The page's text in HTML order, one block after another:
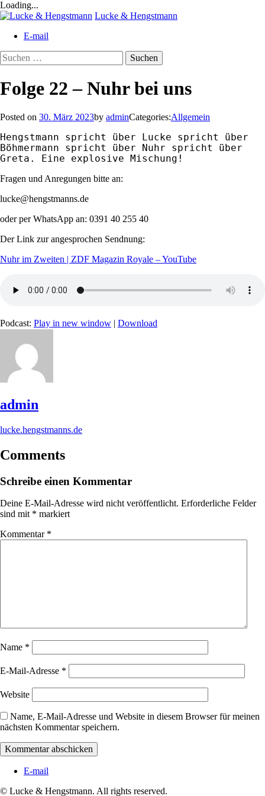
Loading...
Skip
content
Lucke & Hengstmann
E-mail
Suchen
nach:
Folge 22 – Nuhr bei uns
Posted on 30. März 2023by adminCategories:Allgemein
Hengstmann spricht über Lucke spricht über
Böhmermann spricht über Nuhr spricht über
Greta. Eine explosive Mischung!
Fragen und Anregungen bitte an:
lucke@hengstmanns.de
oder per WhatsApp an: 0391 40 255 40
Der Link zur angesprochen Sendnung:
Nuhr im Zweiten | ZDF Magazin Royale – YouTube
Podcast: Play in new window | Download
admin
lucke.hengstmanns.de
Comments
Schreibe einen Kommentar
Deine E-Mail-Adresse wird nicht veröffentlicht. Erforderliche Felder
sind mit * markiert
Kommentar *
Name *
E-Mail-Adresse *
Website
Name, E-Mail-Adresse und Website in diesem Browser für meinen
nächsten Kommentar speichern.
E-mail
© Lucke & Hengstmann. All rights reserved.